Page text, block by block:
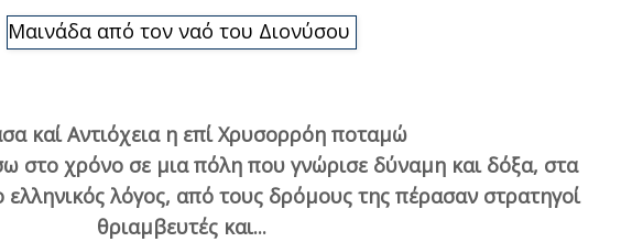
Μαινάδα από τον ναό του Διονύσου
καίΑντιόχεια η επί Χρυσορρόη ποταμώ
στο χρόνο σε μια πόλη που γνώρισε δύναμη και δόξα, στα
λόγος, από τους δρόμους της πέρασαν στρατηγοί
θριαμβευτές και...